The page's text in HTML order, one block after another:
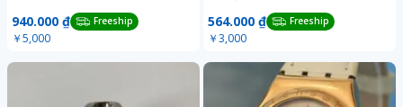
940.000 ₫ Freeship
￥5,000
564.000 ₫ Freeship
￥3,000